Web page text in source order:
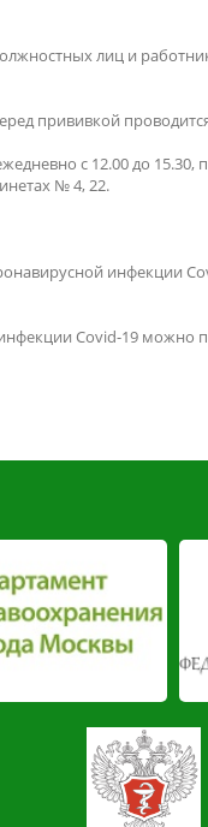
лиц и
прививкой
с 12.00 до
№ 4, 22.
инфекции
Covid-19 можно